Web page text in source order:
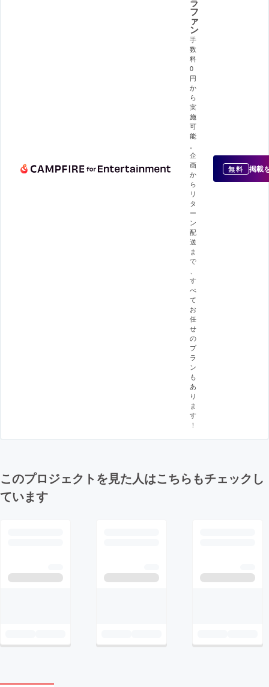
フ
ァ
ン
手
数
料
0
円
か
ら
実
施
可
能
企
画
か
ら
リ
タ
ー
ン
配
送
ま
で
す
べ
て
お
任
せ
の
プ
ラ
ン
も
あ
り
ま
す
！
無料 掲載
このプロジェクトを見た人はこちらもチェックし
ています